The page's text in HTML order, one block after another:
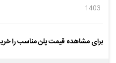
1403
برای مشاهده قیمت پلن مناسب را